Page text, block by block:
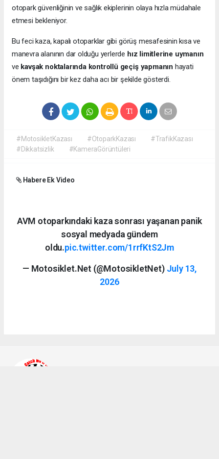
otopark güvenliğinin ve sağlık ekiplerinin olaya hızla müdahale
etmesi bekleniyor.
Bu feci kaza, kapalı otoparklar gibi görüş mesafesinin kısa ve
manevra alanının dar olduğu yerlerde hız limitlerine uymanın
ve kavşak noktalarında kontrollü geçiş yapmanın hayati
önem taşıdığını bir kez daha acı bir şekilde gösterdi.
#MotosikletKazası #OtoparkKazası
#TrafikKazası
#Dikkatsizlik
#KameraGörüntüleri
Habere Ek Video
AVM otoparkındaki kaza sonrası yaşanan panik
sosyal medyada gündem
oldu.pic.twitter.com/1rrfKtS2Jm
— Motosiklet.Net (@MotosikletNet) July 13,
2026